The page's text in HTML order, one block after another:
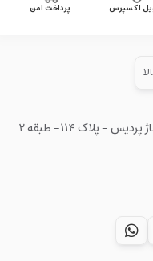
اکسپرس پرداخت امن
سه راه امین حضور - خیابان امیر کبیر - پاساژ پردیس - پلاک ۱۱۴- طبقه ۲